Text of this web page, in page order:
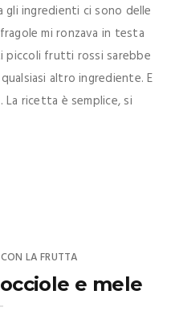
ingredienti ci sono delle
mi ronzava in testa
piccoli frutti rossi sarebbe
altro ingrediente. E
La ricetta è semplice, si
LA FRUTTA
e mele